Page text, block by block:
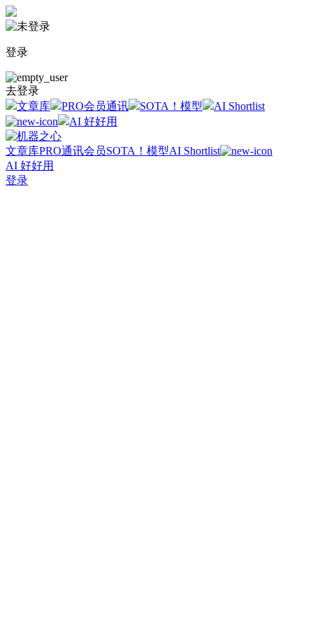
登录
去登录
文章库
PRO会员通讯 SOTA！模型
AI Shortlist
AI 好好用
文章库PRO通讯会员SOTA！模型AI Shortlist
AI 好好用
登录